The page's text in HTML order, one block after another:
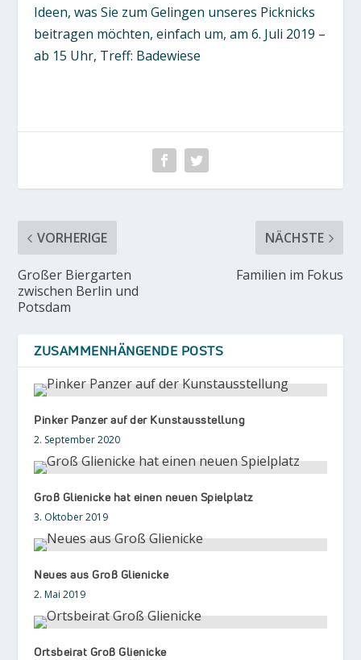
Ideen, was Sie zum Gelingen unseres Picknicks
beitragen möchten, einfach um, am 6. Juli 2019 –
ab 15 Uhr, Treff: Badewiese
VORHERIGE
Großer Biergarten
zwischen Berlin und
Potsdam
NÄCHSTE
Familien im Fokus
ZUSAMMENHÄNGENDE POSTS
Pinker Panzer auf der Kunstausstellung
2. September 2020
Groß Glienicke hat einen neuen Spielplatz
3. Oktober 2019
Neues aus Groß Glienicke
2. Mai 2019
Ortsbeirat Groß Glienicke